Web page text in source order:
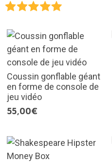
Coussin gonflable géant
en forme de console de
jeu vidéo
55,00€